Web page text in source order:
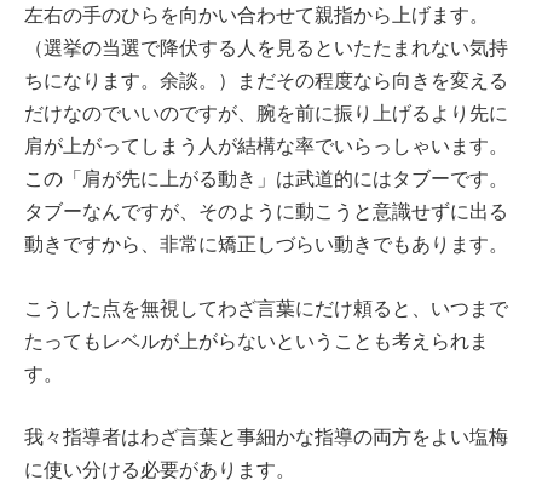
左右の手のひらを向かい合わせて親指から上げます。
（選挙の当選で降伏する人を見るといたたまれない気持
ちになります。余談。）まだその程度なら向きを変える
だけなのでいいのですが、腕を前に振り上げるより先に
肩が上がってしまう人が結構な率でいらっしゃいます。
この「肩が先に上がる動き」は武道的にはタブーです。
タブーなんですが、そのように動こうと意識せずに出る
動きですから、非常に矯正しづらい動きでもあります。
こうした点を無視してわざ言葉にだけ頼ると、いつまで
たってもレベルが上がらないということも考えられま
す。
我々指導者はわざ言葉と事細かな指導の両方をよい塩梅
に使い分ける必要があります。